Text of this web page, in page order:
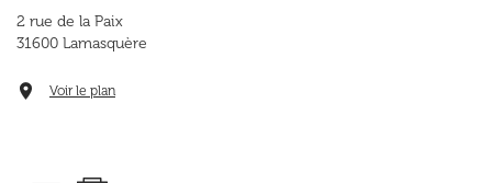
2 rue de la Paix
31600 Lamasquère
Voir le plan